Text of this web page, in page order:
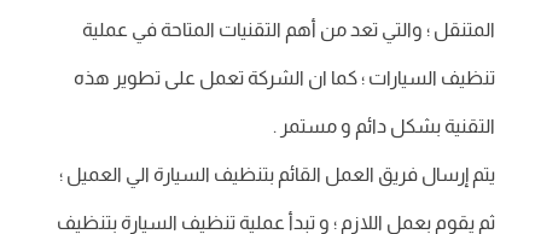
المتنقل ؛ والتي تعد من أهم التقنيات المتاحة في عملية
تنظيف السيارات ؛ كما ان الشركة تعمل على تطوير هذه
التقنية بشكل دائم و مستمر .
يتم إرسال فريق العمل القائم بتنظيف السيارة الي العميل ؛
ثم يقوم بعمل اللازم ؛ و تبدأ عملية تنظيف السيارة بتنظيف